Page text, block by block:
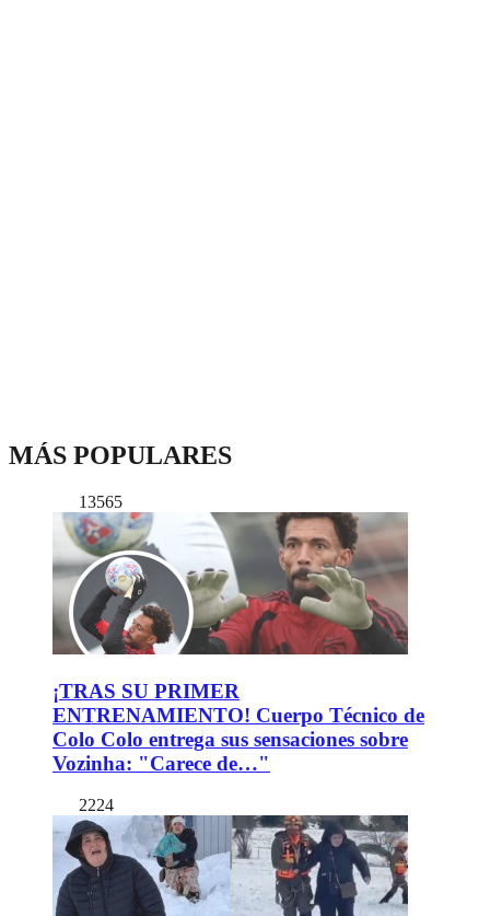
MÁS POPULARES
13565
¡TRAS SU PRIMER
ENTRENAMIENTO! Cuerpo Técnico de
Colo Colo entrega sus sensaciones sobre
Vozinha: "Carece de…"
2224